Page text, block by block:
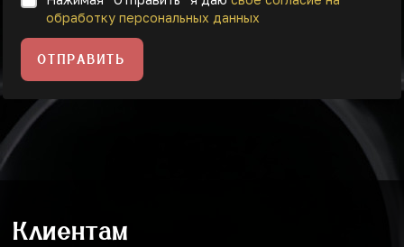
обработку персональных данных
ОТПРАВИТЬ
Клиентам